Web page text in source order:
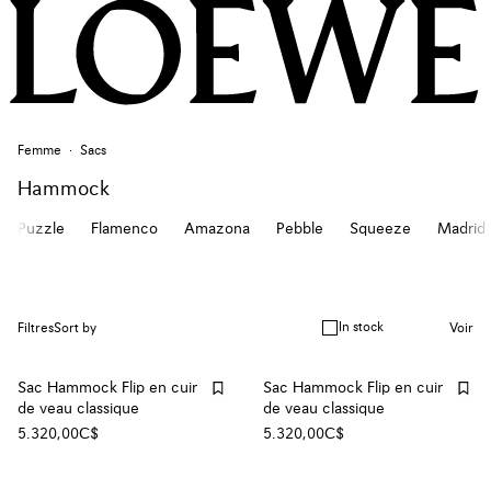
Femme Sacs
Hammock
Puzzle Flamenco Amazona Pebble Squeeze Madrid
FiltresSort by In stock Voir
Sac Hammock Flip en cuir
de veau classique
5.320,00C$
Sac Hammock Flip en cuir
de veau classique
5.320,00C$